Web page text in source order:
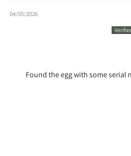
04/05/2026
Found the egg with some